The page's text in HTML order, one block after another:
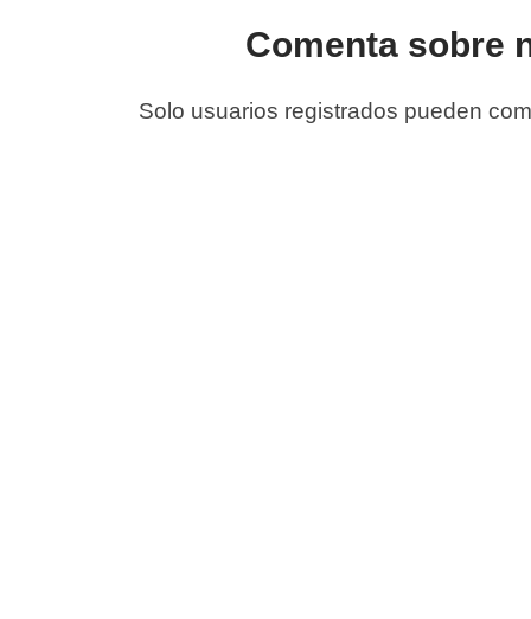
Comenta sobre
Solo usuarios registrados pueden